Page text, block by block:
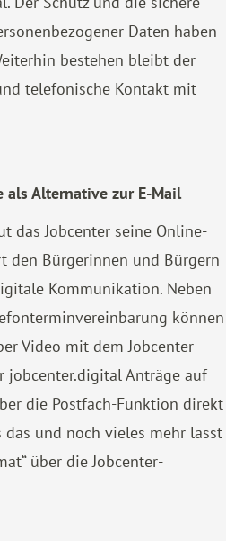
Daten haben
bestehen bleibt der
telefonische Kontakt mit
Alternative zur E-Mail
das Jobcenter seine Online-
den Bürgerinnen und Bürgern
Kommunikation. Neben
können
Video mit dem Jobcenter
jobcenter.digital Anträge auf
die Postfach-Funktion direkt
und noch vieles mehr lässt
über die Jobcenter-